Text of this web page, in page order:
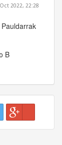
2022, 22:28
Pauldarrak
B